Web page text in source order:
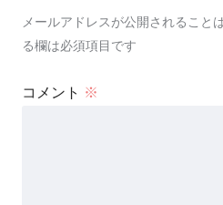
メールアドレスが公開されること
る欄は必須項目です
コメント ※